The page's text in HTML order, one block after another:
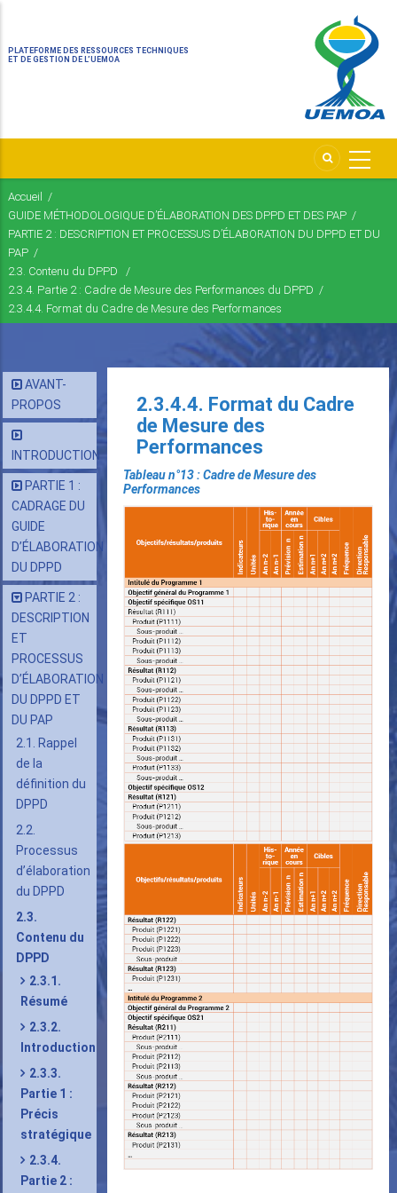
PLATEFORME DES RESSOURCES TECHNIQUES
ET DE GESTION DE L’UEMOA
Fil
d'Ariane
Accueil
/
GUIDE MÉTHODOLOGIQUE D’ÉLABORATION DES DPPD ET DES PAP /
PARTIE 2 : DESCRIPTION ET PROCESSUS D’ÉLABORATION DU DPPD ET DU
PAP /
2.3. Contenu du DPPD
/
2.3.4. Partie 2 : Cadre de Mesure des Performances du DPPD /
2.3.4.4. Format du Cadre de Mesure des Performances
AVANT-
PROPOS
INTRODUCTION
PARTIE 1 :
CADRAGE DU
GUIDE
D’ÉLABORATION
DU DPPD
PARTIE 2 :
DESCRIPTION
ET
PROCESSUS
D’ÉLABORATION
DU DPPD ET
DU PAP
2.1. Rappel
de la
définition du
DPPD
2.2.
Processus
d’élaboration
du DPPD
2.3.
Contenu du
DPPD
2.3.1.
Résumé
2.3.2.
Introduction
2.3.3.
Partie 1 :
Précis
stratégique
2.3.4.
Partie 2 :
2.3.4.4. Format du Cadre
de Mesure des
Performances
Tableau n°13 : Cadre de Mesure des
Performances